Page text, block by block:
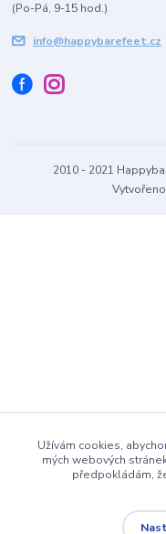
(Po-Pá, 9-15 hod.)
info@happybarefeet.cz
2010 - 2021
Užívám cookies,
mých webových
předpokládám,